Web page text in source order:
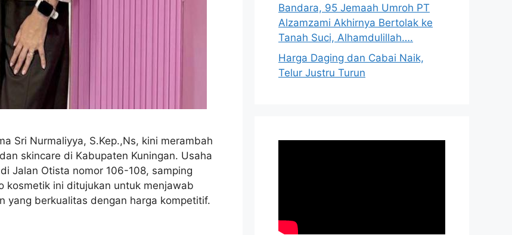
Sri Nurmaliyya, S.Kep.,Ns, kini merambah
skincare di Kabupaten Kuningan. Usaha
Jalan Otista nomor 106-108, samping
kosmetik ini ditujukan untuk menjawab
yang berkualitas dengan harga kompetitif.
Bandara, 95 Jemaah Umroh PT
Alzamzami Akhirnya Bertolak ke
Tanah Suci, Alhamdulillah….
Harga Daging dan Cabai Naik,
Telur Justru Turun